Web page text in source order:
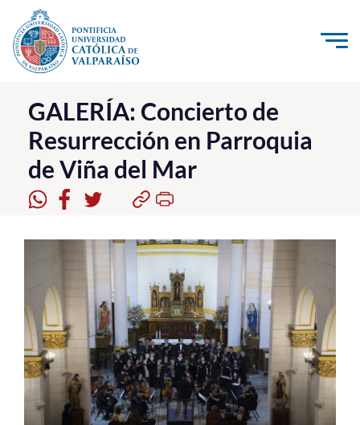
Click acá para ir directamente al contenido
La Universidad
Investigación, Creación e Innovación
PUCV Internacional
Vinculación con el Medio
Admisión
Pregrado
Postgrado
Formación Continua
Estudiantes
GALERÍA: Concierto de
Resurrección en Parroquia
de Viña del Mar